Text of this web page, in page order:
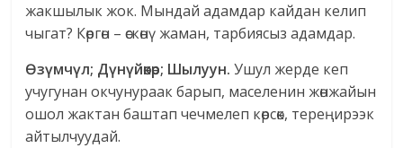
жакшылык жок. Мындай адамдар кайдан келип
чыгат? Көргөн – өскөнү жаман, тарбиясыз адамдар.
Өзүмчүл; Дүнүйөкөр; Шылуун. Ушул жерде кеп
учугунан окчунураак барып, маселенин жөнжайын
ошол жактан баштап чечмелеп көрсөк, тереңирээк
айтылчуудай.